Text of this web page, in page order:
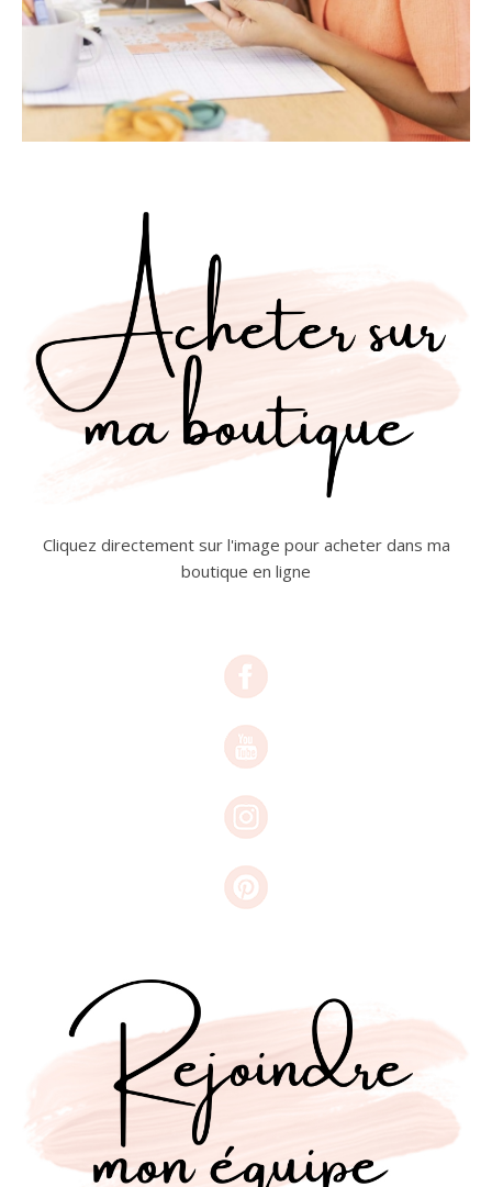
Cliquez directement sur l'image pour acheter dans ma
boutique en ligne